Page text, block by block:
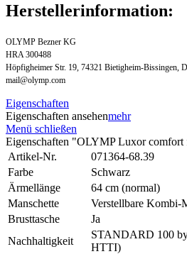
Herstellerinformation:
OLYMP Bezner KG
HRA 300488
Höpfigheimer Str. 19, 74321 Bietigheim-Bissingen,
mail@olymp.com
Eigenschaften
Eigenschaften ansehenmehr
Menü schließen
Eigenschaften "OLYMP Luxor comfort
Artikel-Nr.
071364-68.39
Farbe
Schwarz
Ärmellänge
64 cm (normal)
Manschette
Verstellbare Kombi-
Brusttasche
Ja
Nachhaltigkeit
STANDARD 100
HTTI)